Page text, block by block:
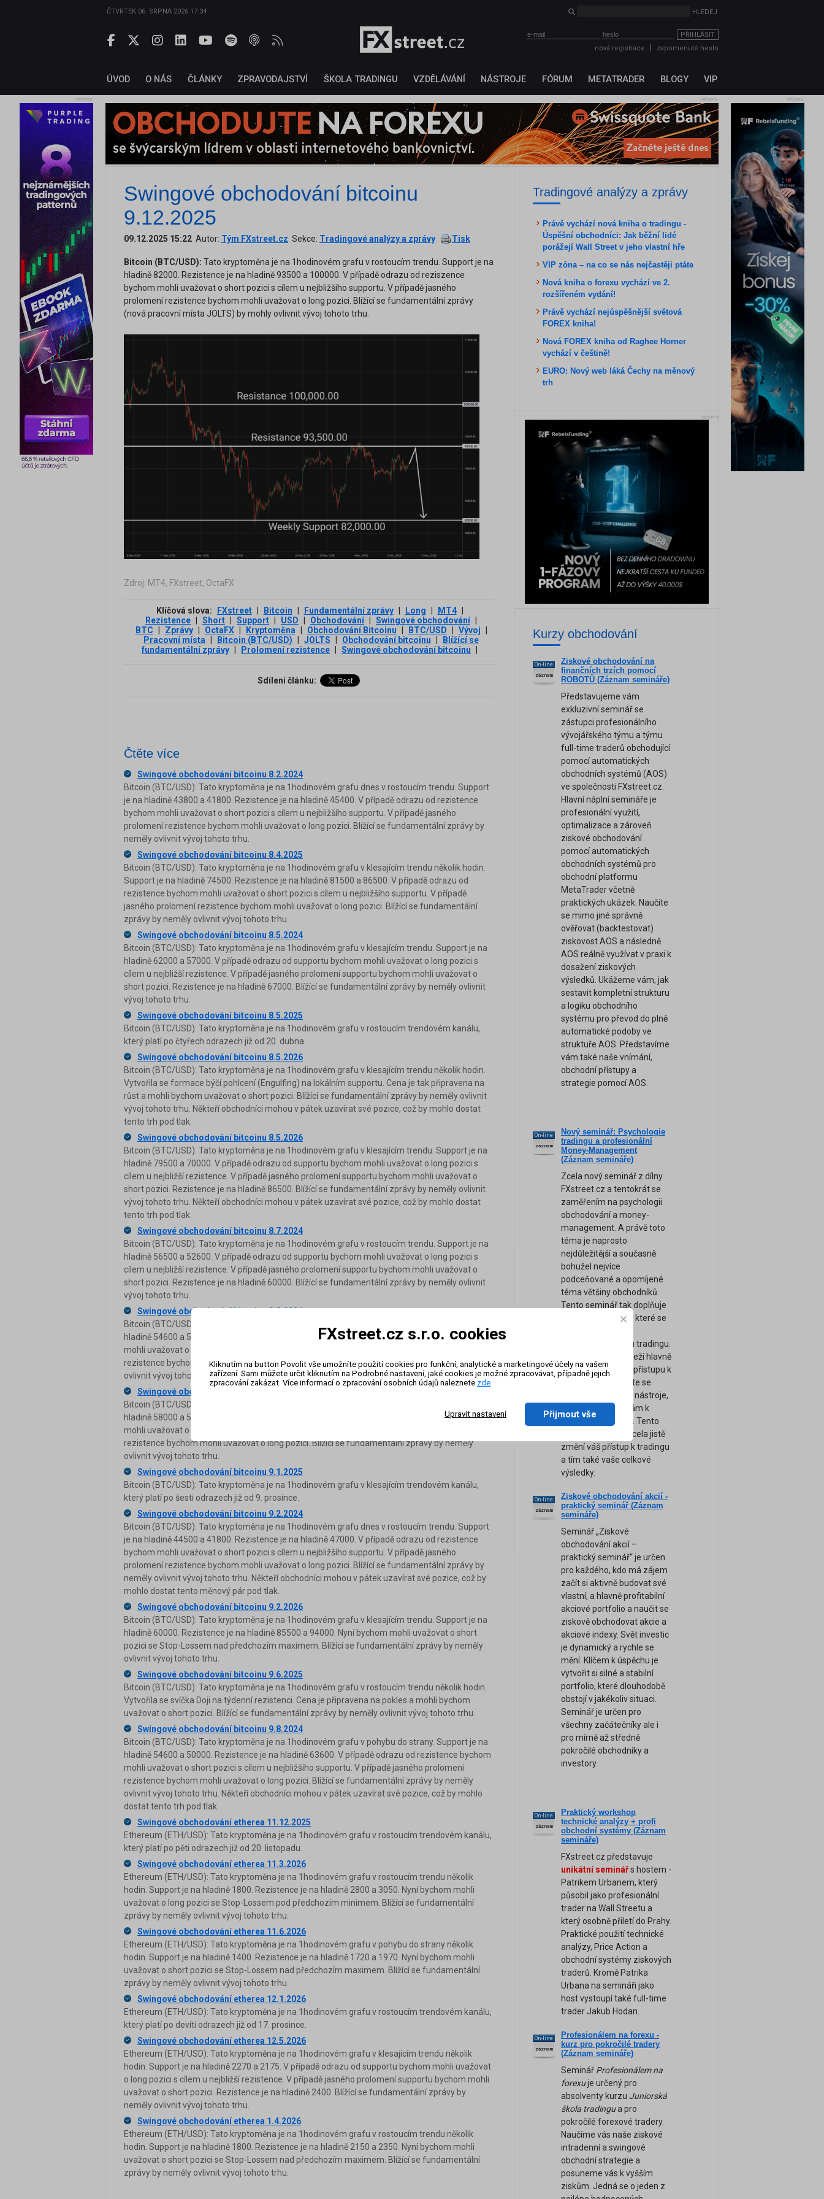
ČTVRTEK 06. SRPNA 2026 17:34 HLEDEJ
PŘIHLÁSIT
nová registrace
zapomenuté heslo
ÚVOD O NÁS ČLÁNKY ZPRAVODAJSTVÍ ŠKOLA TRADINGU VZDĚLÁVÁNÍ NÁSTROJE FÓRUM METATRADER BLOGY VIP
reklama reklama
reklama
Swingové obchodování bitcoinu
9.12.2025
09.12.2025 15:22 Autor: Tým FXstreet.cz Sekce: Tradingové analýzy a zprávy Tisk
Bitcoin (BTC/USD): Tato kryptoměna je na 1hodinovém grafu v rostoucím trendu. Support je na
hladině 82000. Rezistence je na hladině 93500 a 100000. V případě odrazu od reziszence
bychom mohli uvažovat o short pozici s cílem u nejbližšího supportu. V případě jasného
prolomení rezistence bychom mohli uvažovat o long pozici. Blížící se fundamentální zprávy
(nová pracovní místa JOLTS) by mohly ovlivnit vývoj tohoto trhu.
Zdroj: MT4, FXstreet, OctaFX
Klíčová slova: FXstreet Bitcoin Fundamentální zprávy Long MT4
Rezistence
Short Support USD Obchodování Swingové obchodování
BTC
Zprávy OctaFX Kryptoměna Obchodování Bitcoinu BTC/USD Vývoj
Pracovní místa
Bitcoin (BTC/USD) JOLTS Obchodování bitcoinu
Blížící se
fundamentální zprávy
Prolomení rezistence Swingové obchodování bitcoinu
Sdílení článku:
Čtěte více
Swingové obchodování bitcoinu 8.2.2024
Bitcoin (BTC/USD): Tato kryptoměna je na 1hodinovém grafu dnes v rostoucím trendu. Support
je na hladině 43800 a 41800. Rezistence je na hladině 45400. V případě odrazu od rezistence
bychom mohli uvažovat o short pozici s cílem u nejbližšího supportu. V případě jasného
prolomení rezistence bychom mohli uvažovat o long pozici. Blížící se fundamentální zprávy by
neměly ovlivnit vývoj tohoto trhu.
Swingové obchodování bitcoinu 8.4.2025
Bitcoin (BTC/USD): Tato kryptoměna je na 1hodinovém grafu v klesajícím trendu několik hodin.
Support je na hladině 74500. Rezistence je na hladině 81500 a 86500. V případě odrazu od
rezistence bychom mohli uvažovat o short pozici s cílem u nejbližšího supportu. V případě
jasného prolomení rezistence bychom mohli uvažovat o long pozici. Blížící se fundamentální
zprávy by neměly ovlivnit vývoj tohoto trhu.
Swingové obchodování bitcoinu 8.5.2024
Bitcoin (BTC/USD): Tato kryptoměna je na 1hodinovém grafu v klesajícím trendu. Support je na
hladině 62000 a 57000. V případě odrazu od supportu bychom mohli uvažovat o long pozici s
cílem u nejbližší rezistence. V případě jasného prolomení supportu bychom mohli uvažovat o
short pozici. Rezistence je na hladině 67000. Blížící se fundamentální zprávy by neměly ovlivnit
vývoj tohoto trhu.
Swingové obchodování bitcoinu 8.5.2025
Bitcoin (BTC/USD): Tato kryptoměna je na 1hodinovém grafu v rostoucím trendovém kanálu,
který platí po čtyřech odrazech již od 20. dubna.
Swingové obchodování bitcoinu 8.5.2026
Bitcoin (BTC/USD): Tato kryptoměna je na 1hodinovém grafu v klesajícím trendu několik hodin.
Vytvořila se formace býčí pohlcení (Engulfing) na lokálním supportu. Cena je tak připravena na
růst a mohli bychom uvažovat o short pozici. Blížící se fundamentální zprávy by neměly ovlivnit
vývoj tohoto trhu. Někteří obchodníci mohou v pátek uzavírat své pozice, což by mohlo dostat
tento trh pod tlak.
Swingové obchodování bitcoinu 8.5.2026
Bitcoin (BTC/USD): Tato kryptoměna je na 1hodinovém grafu v klesajícím trendu. Support je na
hladině 79500 a 70000. V případě odrazu od supportu bychom mohli uvažovat o long pozici s
cílem u nejbližší rezistence. V případě jasného prolomení supportu bychom mohli uvažovat o
short pozici. Rezistence je na hladině 86500. Blížící se fundamentální zprávy by neměly ovlivnit
vývoj tohoto trhu. Někteří obchodníci mohou v pátek uzavírat své pozice, což by mohlo dostat
tento trh pod tlak.
Swingové obchodování bitcoinu 8.7.2024
Bitcoin (BTC/USD): Tato kryptoměna je na 1hodinovém grafu v rostoucím trendu. Support je na
hladině 56500 a 52600. V případě odrazu od supportu bychom mohli uvažovat o long pozici s
cílem u nejbližší rezistence. V případě jasného prolomení supportu bychom mohli uvažovat o
short pozici. Rezistence je na hladině 60000. Blížící se fundamentální zprávy by neměly ovlivnit
vývoj tohoto trhu.
Swingové obchodování bitcoinu 8.8.2024
Bitcoin (BTC/USD): Tato kryptoměna je na 1hodinovém grafu v pohybu do strany. Support je na
hladině 54600 a 50000. Rezistence je na hladině 63600. V případě odrazu od rezistence bychom
mohli uvažovat o short pozici s cílem u nejbližšího supportu. V případě jasného prolomení
rezistence bychom mohli uvažovat o long pozici. Blížící se fundamentální zprávy by neměly
ovlivnit vývoj tohoto trhu.
Swingové obchodování bitcoinu 9.10.2024
Bitcoin (BTC/USD): Tato kryptoměna je na 1hodinovém grafu v pohybu do strany. Support je na
hladině 58000 a 54000. Rezistence je na hladině 64500. V případě odrazu od rezistence bychom
mohli uvažovat o short pozici s cílem u nejbližšího supportu. V případě jasného prolomení
rezistence bychom mohli uvažovat o long pozici. Blížící se fundamentální zprávy by neměly
ovlivnit vývoj tohoto trhu.
Swingové obchodování bitcoinu 9.1.2025
Bitcoin (BTC/USD): Tato kryptoměna je na 1hodinovém grafu v klesajícím trendovém kanálu,
který platí po šesti odrazech již od 9. prosince.
Swingové obchodování bitcoinu 9.2.2024
Bitcoin (BTC/USD): Tato kryptoměna je na 1hodinovém grafu dnes v rostoucím trendu. Support
je na hladině 44500 a 41800. Rezistence je na hladině 47000. V případě odrazu od rezistence
bychom mohli uvažovat o short pozici s cílem u nejbližšího supportu. V případě jasného
prolomení rezistence bychom mohli uvažovat o long pozici. Blížící se fundamentální zprávy by
neměly ovlivnit vývoj tohoto trhu. Někteří obchodníci mohou v pátek uzavírat své pozice, což by
mohlo dostat tento měnový pár pod tlak.
Swingové obchodování bitcoinu 9.2.2026
Bitcoin (BTC/USD): Tato kryptoměna je na 1hodinovém grafu v klesajícím trendu. Support je na
hladině 60000. Rezistence je na hladině 85500 a 94000. Nyní bychom mohli uvažovat o short
pozici se Stop-Lossem nad předchozím maximem. Blížící se fundamentální zprávy by neměly
ovlivnit vývoj tohoto trhu.
Swingové obchodování bitcoinu 9.6.2025
Bitcoin (BTC/USD): Tato kryptoměna je na 1hodinovém grafu v rostoucím trendu několik hodin.
Vytvořila se svíčka Doji na týdenní rezistenci. Cena je připravena na pokles a mohli bychom
uvažovat o short pozici. Blížící se fundamentální zprávy by neměly ovlivnit vývoj tohoto trhu.
Swingové obchodování bitcoinu 9.8.2024
Bitcoin (BTC/USD): Tato kryptoměna je na 1hodinovém grafu v pohybu do strany. Support je na
hladině 54600 a 50000. Rezistence je na hladině 63600. V případě odrazu od rezistence bychom
mohli uvažovat o short pozici s cílem u nejbližšího supportu. V případě jasného prolomení
rezistence bychom mohli uvažovat o long pozici. Blížící se fundamentální zprávy by neměly
ovlivnit vývoj tohoto trhu. Někteří obchodníci mohou v pátek uzavírat své pozice, což by mohlo
dostat tento trh pod tlak.
Swingové obchodování etherea 11.12.2025
Ethereum (ETH/USD): Tato kryptoměna je na 1hodinovém grafu v rostoucím trendovém kanálu,
který platí po pěti odrazech již od 20. listopadu.
Swingové obchodování etherea 11.3.2026
Ethereum (ETH/USD): Tato kryptoměna je na 1hodinovém grafu v rostoucím trendu několik
hodin. Support je na hladině 1800. Rezistence je na hladině 2800 a 3050. Nyní bychom mohli
uvažovat o long pozici se Stop-Lossem pod předchozím minimem. Blížící se fundamentální
zprávy by neměly ovlivnit vývoj tohoto trhu.
Swingové obchodování etherea 11.6.2026
Ethereum (ETH/USD): Tato kryptoměna je na 1hodinovém grafu v pohybu do strany několik
hodin. Support je na hladině 1400. Rezistence je na hladině 1720 a 1970. Nyní bychom mohli
uvažovat o short pozici se Stop-Lossem nad předchozím maximem. Blížící se fundamentální
zprávy by neměly ovlivnit vývoj tohoto trhu.
Swingové obchodování etherea 12.1.2026
Ethereum (ETH/USD): Tato kryptoměna je na 1hodinovém grafu v rostoucím trendovém kanálu,
který platí po devíti odrazech již od 17. prosince.
Swingové obchodování etherea 12.5.2026
Ethereum (ETH/USD): Tato kryptoměna je na 1hodinovém grafu v klesajícím trendu několik
hodin. Support je na hladině 2270 a 2175. V případě odrazu od supportu bychom mohli uvažovat
o long pozici s cílem u nejbližší rezistence. V případě jasného prolomení supportu bychom mohli
uvažovat o short pozici. Rezistence je na hladině 2400. Blížící se fundamentální zprávy by
neměly ovlivnit vývoj tohoto trhu.
Swingové obchodování etherea 1.4.2026
Ethereum (ETH/USD): Tato kryptoměna je na 1hodinovém grafu v rostoucím trendu několik
hodin. Support je na hladině 1800. Rezistence je na hladině 2150 a 2350. Nyní bychom mohli
uvažovat o short pozici se Stop-Lossem nad předchozím maximem. Blížící se fundamentální
zprávy by neměly ovlivnit vývoj tohoto trhu.
Tradingové analýzy a zprávy
Právě vychází nová kniha o tradingu -
Úspěšní obchodníci: Jak běžní lidé
porážejí Wall Street v jeho vlastní hře
VIP zóna – na co se nás nejčastěji ptáte
Nová kniha o forexu vychází ve 2.
rozšířeném vydání!
Právě vychází nejúspěšnější světová
FOREX kniha!
Nová FOREX kniha od Raghee Horner
vychází v češtině!
EURO: Nový web láká Čechy na měnový
trh
reklama
Kurzy obchodování
On-line
záznam
Ziskové obchodování na
finančních trzích pomocí
ROBOTŮ (Záznam semináře)
Představujeme vám
exkluzivní seminář se
zástupci profesionálního
vývojářského týmu a týmu
full-time traderů obchodující
pomocí automatických
obchodních systémů (AOS)
ve společnosti FXstreet.cz.
Hlavní náplní semináře je
profesionální využití,
optimalizace a zároveň
ziskové obchodování
pomocí automatických
obchodních systémů pro
obchodní platformu
MetaTrader včetně
praktických ukázek. Naučíte
se mimo jiné správně
ověřovat (backtestovat)
ziskovost AOS a následně
AOS reálně využívat v praxi k
dosažení ziskových
výsledků. Ukážeme vám, jak
sestavit kompletní strukturu
a logiku obchodního
systému pro převod do plně
automatické podoby ve
struktuře AOS. Představíme
vám také naše vnímání,
obchodní přístupy a
strategie pomocí AOS.
On-line
záznam
Nový seminář: Psychologie
tradingu a profesionální
Money-Management
(Záznam semináře)
Zcela nový seminář z dílny
FXstreet.cz a tentokrát se
zaměřením na psychologii
obchodování a money-
management. A právě toto
téma je naprosto
nejdůležitější a současně
bohužel nejvíce
podceňované a opomíjené
téma většiny obchodníků.
Tento seminář tak doplňuje
naše ostatní kurzy, které se
technickou stránku tradingu.
Úspěch tradera záleží hlavně
na jeho psychice a přístupu k
obchodování. Přijďte se
naučit ty nejsilnější nástroje,
tipy a rady, které vám k
úspěchu pomohou. Tento
unikátní seminář zcela jistě
změní váš přístup k tradingu
a tím také vaše celkové
výsledky.
On-line
záznam
Ziskové obchodování akcií -
praktický seminář (Záznam
semináře)
Seminář „Ziskové
obchodování akcií –
praktický seminář“ je určen
pro každého, kdo má zájem
začít si aktivně budovat své
vlastní, a hlavně profitabilní
akciové portfolio a naučit se
ziskově obchodovat akcie a
akciové indexy. Svět investic
je dynamický a rychle se
mění. Klíčem k úspěchu je
vytvořit si silné a stabilní
portfolio, které dlouhodobě
obstojí v jakékoliv situaci.
Seminář je určen pro
všechny začátečníky ale i
pro mírně až středně
pokročilé obchodníky a
investory.
On-line
záznam
Praktický workshop
technické analýzy + profi
obchodní systémy (Záznam
semináře)
FXstreet.cz představuje
unikátní seminářs hostem -
Patrikem Urbanem, který
působil jako profesionální
trader na Wall Streetu a
který osobně přiletí do Prahy.
Praktické použití technické
analýzy, Price Action a
obchodní systémy ziskových
traderů. Kromě Patrika
Urbana na semináři jako
host vystoupí také full-time
trader Jakub Hodan.
On-line
záznam
Profesionálem na forexu -
kurz pro pokročilé tradery
(Záznam semináře)
Seminář Profesionálem na
forexuje určený pro
absolventy kurzu Juniorská
škola tradingua pro
pokročilé forexové tradery.
Naučíme vás naše ziskové
intradenní a swingové
obchodní strategie a
posuneme vás k vyšším
ziskům. Jedná se o jeden z
FXstreet.cz s.r.o. cookies
Kliknutím na button Povolit vše umožníte použití cookies pro funkční, analytické a marketingové účely na vašem
zařízení. Sami můžete určit kliknutím na Podrobné nastavení, jaké cookies je možné zpracovávat, případně jejich
zpracování zakázat. Více informací o zpracování osobních údajů naleznete zde
Upravit nastavení Přijmout vše